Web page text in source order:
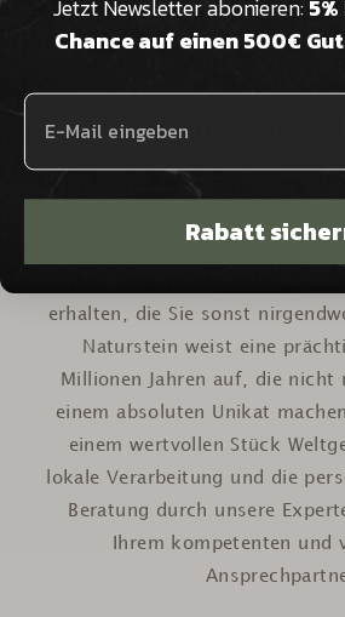
Aus
Steinbrüchen
Unikat
erhalten, die Sie sonst
Naturstein weist eine
Millionen Jahren auf, die nicht
einem absoluten Unikat
einem wertvollen Stück
lokale Verarbeitung und die
Beratung durch unsere
Ihrem kompetenten und
Jetzt Newsletter abonieren:
Chance auf einen 500€
Rabatt